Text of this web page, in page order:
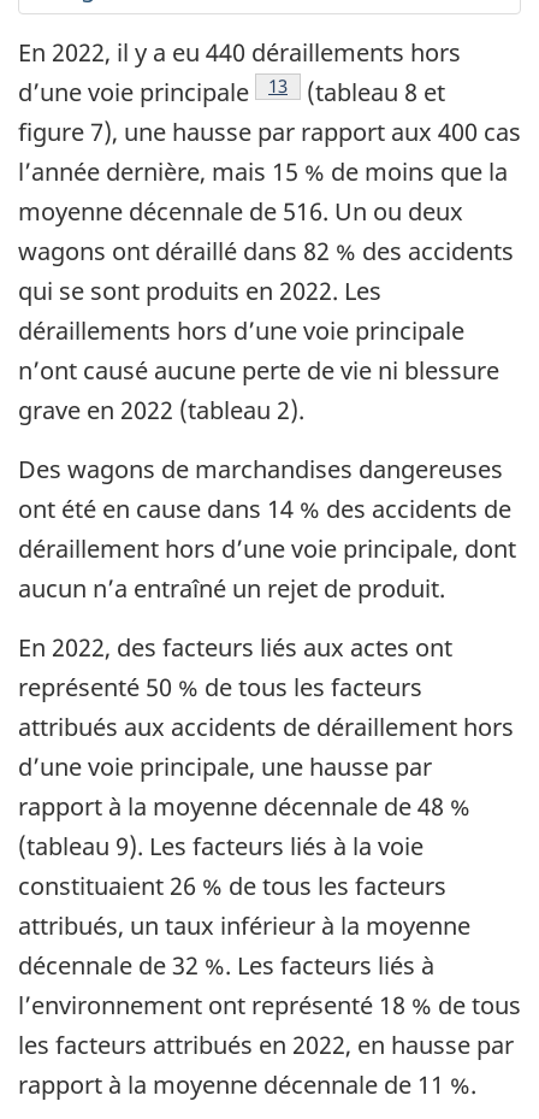
En 2022, il y a eu 440 déraillements hors
d’une voie principale
Note de bas de page
13
(tableau 8 et
figure 7), une hausse par rapport aux 400 cas
l’année dernière, mais 15 % de moins que la
moyenne décennale de 516. Un ou deux
wagons ont déraillé dans 82 % des accidents
qui se sont produits en 2022. Les
déraillements hors d’une voie principale
n’ont causé aucune perte de vie ni blessure
grave en 2022 (tableau 2).
Des wagons de marchandises dangereuses
ont été en cause dans 14 % des accidents de
déraillement hors d’une voie principale, dont
aucun n’a entraîné un rejet de produit.
En 2022, des facteurs liés aux actes ont
représenté 50 % de tous les facteurs
attribués aux accidents de déraillement hors
d’une voie principale, une hausse par
rapport à la moyenne décennale de 48 %
(tableau 9). Les facteurs liés à la voie
constituaient 26 % de tous les facteurs
attribués, un taux inférieur à la moyenne
décennale de 32 %. Les facteurs liés à
l’environnement ont représenté 18 % de tous
les facteurs attribués en 2022, en hausse par
rapport à la moyenne décennale de 11 %.